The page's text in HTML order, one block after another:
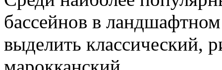
бассейнов в
выделить классический,